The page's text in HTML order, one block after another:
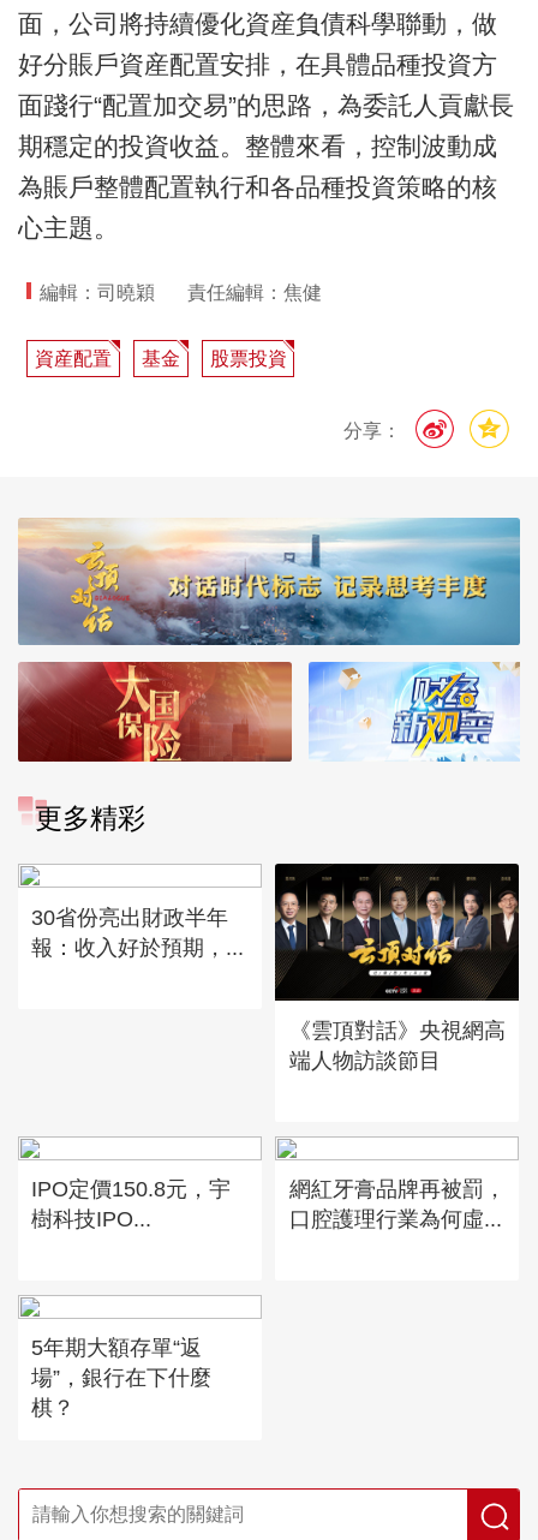
面，公司將持續優化資産負債科學聯動，做
好分賬戶資産配置安排，在具體品種投資方
面踐行“配置加交易”的思路，為委託人貢獻長
期穩定的投資收益。整體來看，控制波動成
為賬戶整體配置執行和各品種投資策略的核
心主題。
編輯：司曉穎 責任編輯：焦健
資産配置 基金 股票投資
分享：
更多精彩
30省份亮出財政半年
報：收入好於預期，...
《雲頂對話》央視網高
端人物訪談節目
IPO定價150.8元，宇
樹科技IPO...
網紅牙膏品牌再被罰，
口腔護理行業為何虛...
5年期大額存單“返
場”，銀行在下什麼
棋？